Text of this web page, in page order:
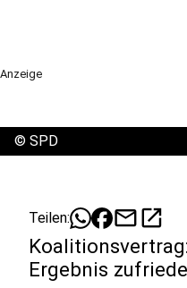
Anzeige
© SPD
Teilen: mailopen_in_new
Ergebnis